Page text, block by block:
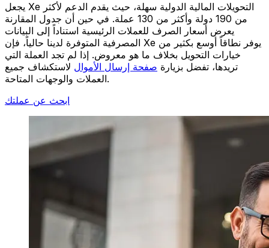
يجعل Xe التحويلات المالية الدولية سهلة، حيث يقدم الدعم لأكثر
من 190 دولة وأكثر من 130 عملة. في حين أن جدول المقارنة
يعرض أسعار الصرف للعملات الرئيسية استناداً إلى البيانات
المصرفية المتوفرة لدينا حالياً، فإن Xe يوفر نطاقاً أوسع بكثير من
خيارات التحويل بخلاف ما هو معروض. إذا لم تجد العملة التي
تريدها، تفضل بزيارة صفحة إرسال الأموال لاستكشاف جميع
العملات والوجهات المتاحة.
ابحث عن عملتك